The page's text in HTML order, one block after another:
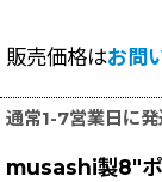
販売価格はお問
通常1-7営業日に
musashi製8"ポ